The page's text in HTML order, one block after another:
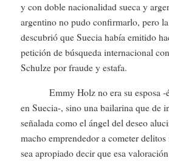
y con doble nacionalidad sueca y
argentino no pudo confirmarlo, pero
descubrió que Suecia había emitido
petición de búsqueda internacional
Schulze por fraude y estafa.
Emmy Holz no era su esposa
en Suecia-, sino una bailarina que de
señalada como el ángel del deseo
macho emprendedor a cometer
sea apropiado decir que esa